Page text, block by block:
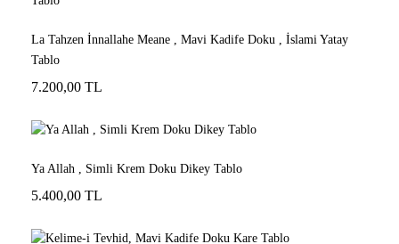
La Tahzen İnnallahe Meane , Mavi Kadife Doku , İslami Yatay
Tablo
7.200,00 TL
Ya Allah , Simli Krem Doku Dikey Tablo
5.400,00 TL